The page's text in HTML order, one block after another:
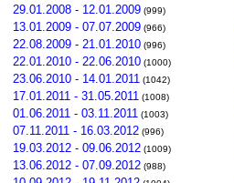
29.01.2008 - 12.01.2009 (999)
13.01.2009 - 07.07.2009 (966)
22.08.2009 - 21.01.2010 (996)
22.01.2010 - 22.06.2010 (1000)
23.06.2010 - 14.01.2011 (1042)
17.01.2011 - 31.05.2011 (1008)
01.06.2011 - 03.11.2011 (1003)
07.11.2011 - 16.03.2012 (996)
19.03.2012 - 09.06.2012 (1009)
13.06.2012 - 07.09.2012 (988)